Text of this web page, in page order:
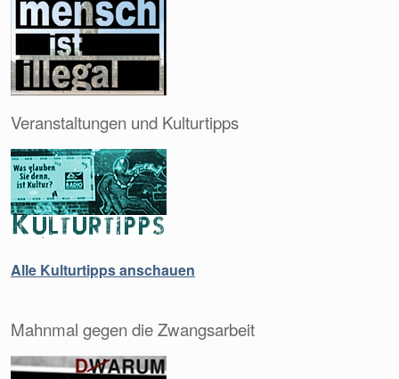
Veranstaltungen und Kulturtipps
Alle Kulturtipps anschauen
Mahnmal gegen die Zwangsarbeit